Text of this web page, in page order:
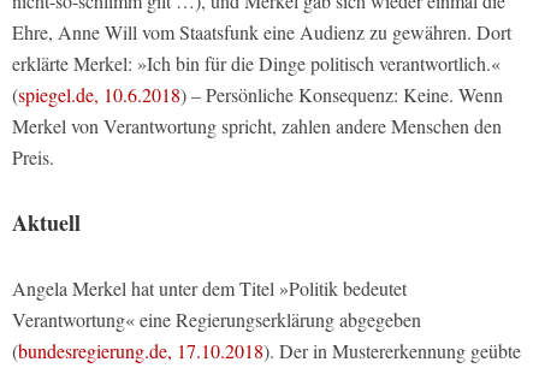
Ehre, Anne Will vom Staatsfunk eine Audienz zu gewähren. Dort
erklärte Merkel: »Ich bin für die Dinge politisch verantwortlich.«
(spiegel.de, 10.6.2018) – Persönliche Konsequenz: Keine. Wenn
Merkel von Verantwortung spricht, zahlen andere Menschen den
Preis.
Aktuell
Angela Merkel hat unter dem Titel »Politik bedeutet
Verantwortung« eine Regierungserklärung abgegeben
(bundesregierung.de, 17.10.2018). Der in Mustererkennung geübte